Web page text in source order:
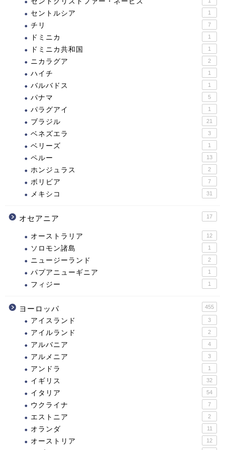
セントルシア 1
チリ 7
ドミニカ 1
ドミニカ共和国 1
ニカラグア 2
ハイチ 1
バルバドス 1
パナマ 5
パラグアイ 1
ブラジル 21
ベネズエラ 3
ベリーズ 1
ペルー 13
ホンジュラス 2
ボリビア 7
メキシコ 31
オセアニア 17
オーストラリア 12
ソロモン諸島 1
ニュージーランド 2
パプアニューギニア 1
フィジー 1
ヨーロッパ 455
アイスランド 3
アイルランド 2
アルバニア 4
アルメニア 3
アンドラ 1
イギリス 32
イタリア 54
ウクライナ 7
エストニア 2
オランダ 11
オーストリア 12